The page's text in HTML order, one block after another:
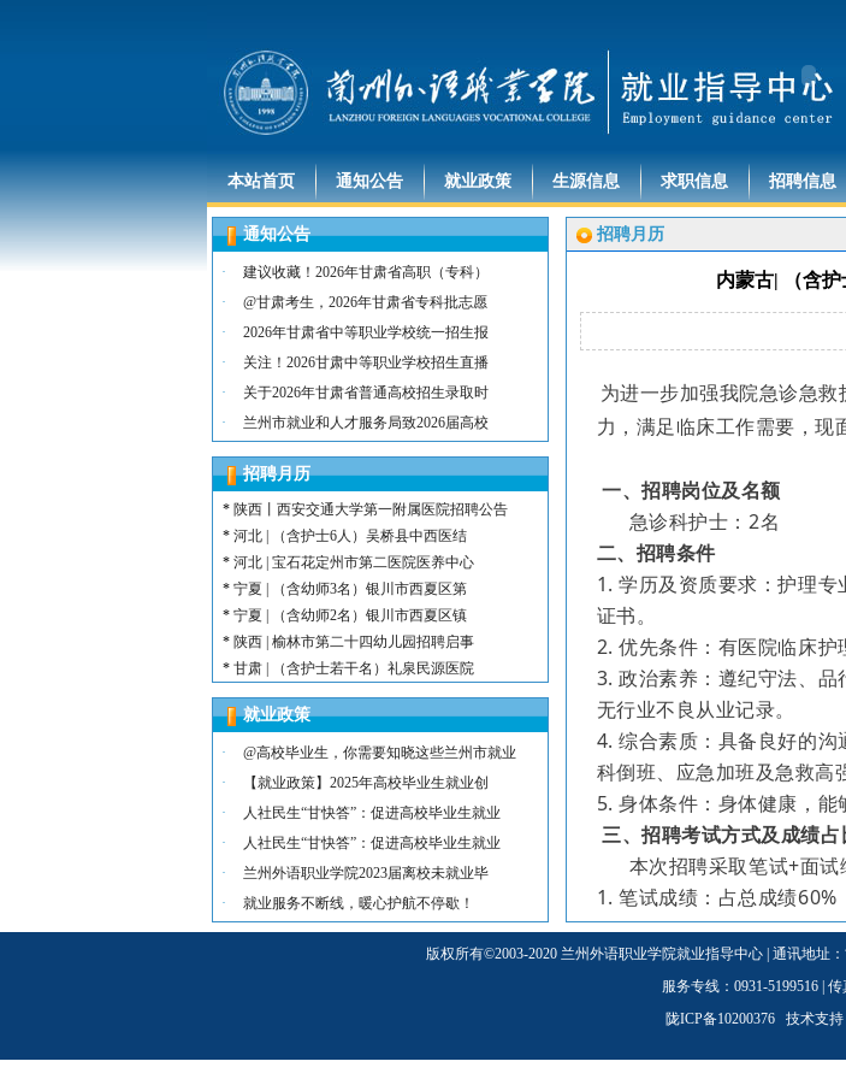
本站首页 通知公告 就业政策 生源信息 求职信息 招聘信息
通知公告
·
建议收藏！2026年甘肃省高职（专科）
·
@甘肃考生，2026年甘肃省专科批志愿
·
2026年甘肃省中等职业学校统一招生报
·
关注！2026甘肃中等职业学校招生直播
·
关于2026年甘肃省普通高校招生录取时
·
兰州市就业和人才服务局致2026届高校
招聘月历
河北 | （含护士15名）唐山康诚医院
*
内蒙古 | （含护士3人）兴安长生肾病
*陕西 | （含护士5人）宝鸡蔡家坡普安
* 陕西丨西安交通大学第一附属医院招聘公告
* 河北 | （含护士6人）吴桥县中西医结
* 河北 | 宝石花定州市第二医院医养中心
* 宁夏 | （含幼师3名）银川市西夏区第
* 宁夏 | （含幼师2名）银川市西夏区镇
* 陕西 | 榆林市第二十四幼儿园招聘启事
* 甘肃 | （含护士若干名）礼泉民源医院
*河北 | （含护士15名）唐山康诚医院
内蒙古 | （含护士3人）兴安长生肾病
陕西丨西安交通大学第一附属医院招聘公告
河北 | （含护士6人）吴桥县中西医结
*
河北 | 宝石花定州市第二医院医养中心
*
宁夏 | （含幼师3名）银川市西夏区第
*宁夏 | （含幼师2名）银川市西夏区镇
陕西 | 榆林市第二十四幼儿园招聘启事
就业政策
·
@高校毕业生，你需要知晓这些兰州市就业
·
【就业政策】2025年高校毕业生就业创
·
人社民生“甘快答”：促进高校毕业生就业
·
人社民生“甘快答”：促进高校毕业生就业
·
兰州外语职业学院2023届离校未就业毕
·
就业服务不断线，暖心护航不停歇！
招聘月历
内蒙古| （含
为进一步加强我院急诊急
力，满足临床工作需要，现
一、招聘岗位及名额
急诊科护士：2名
二、招聘条件
1. 学历及资质要求：护理
证书。
2. 优先条件：有医院临床护
3. 政治素养：遵纪守法、品
无行业不良从业记录。
4. 综合素质：具备良好的
科倒班、应急加班及急救高
5. 身体条件：身体健康，能
三、招聘考试方式及成绩占
本次招聘采取笔试+面试
1. 笔试成绩：占总成绩60%
2. 面试成绩：占总成绩40%
根据总成绩从高到低依次择
四、聘用待遇
工资待遇：面谈
试用期三个月，试用期
版权所有©2003-2020 兰州外语职业学院就业指导中心 | 通讯地址
服务专线：0931-5199516 | 传
陇ICP备10200376 技术支持